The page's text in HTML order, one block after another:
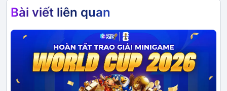
Bài viết liên quan